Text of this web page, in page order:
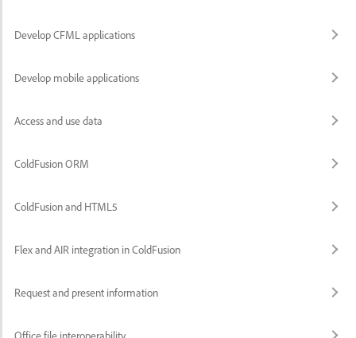
Develop CFML applications
Develop mobile applications
Access and use data
ColdFusion ORM
ColdFusion and HTML5
Flex and AIR integration in ColdFusion
Request and present information